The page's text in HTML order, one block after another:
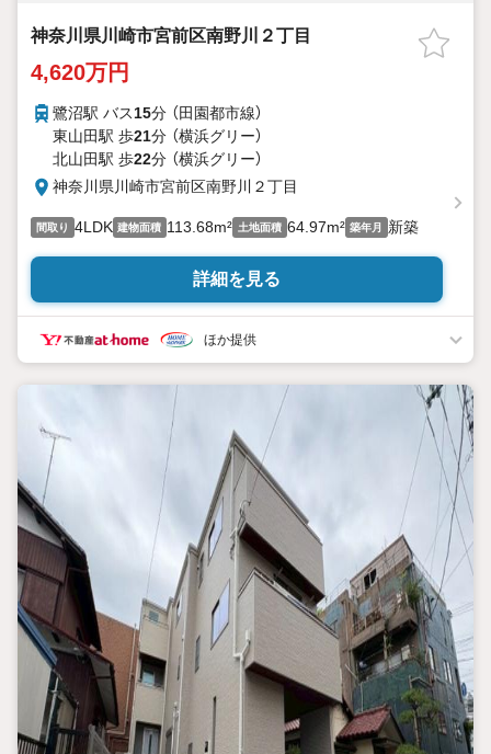
神奈川県川崎市宮前区南野川２丁目
4,620万円
鷺沼駅 バス15分 （田園都市線）
東山田駅 歩21分 （横浜グリー）
北山田駅 歩22分 （横浜グリー）
神奈川県川崎市宮前区南野川２丁目
間取り 4LDK 建物面積 113.68m² 土地面積 64.97m² 築年月 新築
詳細を見る
ほか提供